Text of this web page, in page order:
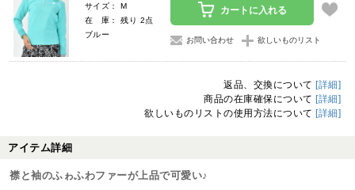
サイズ： M
在 庫： 残り 2点
ブルー
カートに入れる
お問い合わせ 欲しいものリスト
返品、交換について [詳細]
商品の在庫確保について [詳細]
欲しいものリストの使用方法について [詳細]
アイテム詳細
襟と袖のふゎふわファーが上品で可愛い♪